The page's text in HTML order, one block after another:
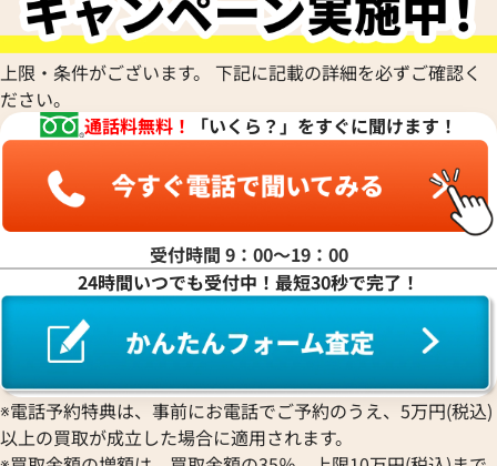
・バン ブラックマジック
合わせください
電話で聞く
341.CH.230.RW
価格はお問い合わせください
電話で聞く
ウォルサム
HUBLOT
ウブロ
ETERNA
エテルナ
エドックス
EBERHARD
エベラール
エポス
Hermes
エルメス
OMEGA
オメガ
Chronoswiss
クロノスイス
GUCCI
グッチ
Graham
Grand Seiko
グランドセイコー
CORUM
コルム
Concord
コンコルド
ショーメ
Jacob & Co.
ジェイコブ
Gerald Genta
ジェラルド・ジェンタ
ジャガー・ルクルト
Jaquet Droz
Girard-Perregaux
ジラール・ペルゴ
Sinn
ストーヴァ
SEIKO
セイコー
パネライ
Parmigiani Fleurier
パルミジャーニ・フルリエ
Piaget
ピアジェ
PIERRE KUNZ
ピエール・クンツ
FRANCK MULLER
ブシュロン
BREITLING
ブライトリング
Blancpain
ブランパン
BVLGARI
ブルガリ
ルイ・ヴィトン
Luminox
ルミノックス
Ressence
レッセンス
ROGER DUBUIS
ロジェ・デュブイ
ROLEX
ロレックス
ロンジン
上限・条件がございます。 下記に記載の詳細を必ずご確認く
ださい。
通話料無料！
「いくら？」をすぐに聞けます！
受付時間 9：00〜19：00
24時間いつでも受付中！最短30秒で完了！
※電話予約特典は、事前にお電話でご予約のうえ、5万円(税込)
以上の買取が成立した場合に適用されます。